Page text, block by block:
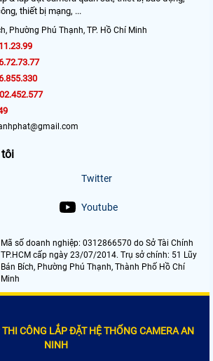
thiết bị mạng, ...
Phường Phú Thạnh, TP. Hồ Chí Minh
tôi
Twitter
Youtube
Mã số doanh nghiệp: 0312866570 do Sở Tài Chính
TP.HCM cấp ngày 23/07/2014. Trụ sở chính: 51 Lũy
Bán Bích, Phường Phú Thạnh, Thành Phố Hồ Chí
Minh
CÔNG LẮP ĐẶT HỆ THỐNG CAMERA AN
NINH